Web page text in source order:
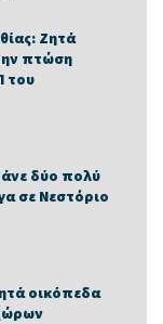
Ζητά
πτώση
του
δύο πολύ
σε Νεστόριο
οικόπεδα